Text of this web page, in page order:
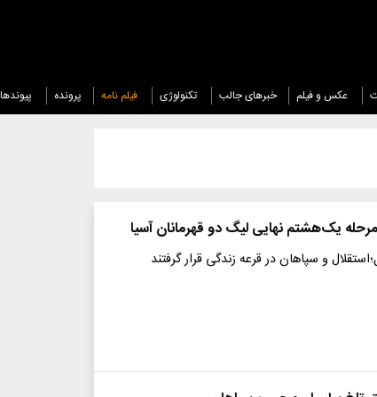
عکس و فیلم خبرهای جالب تکنولوژی فیلم نامه پرونده پیوندها
یک‌هشتم نهایی لیگ دو قهرمانان آسیا
و سپاهان در قرعه زندگی قرار گرفتند